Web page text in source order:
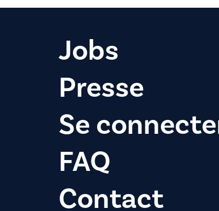
Jobs
Presse
Se
FAQ
Contact